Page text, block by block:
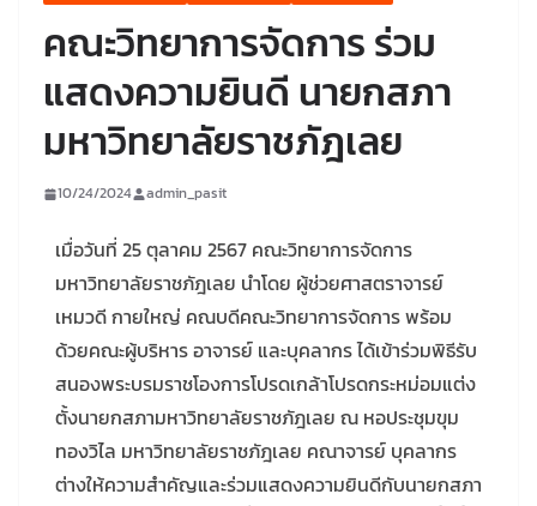
คณะวิทยาการจัดการ ร่วม
แสดงความยินดี นายกสภา
มหาวิทยาลัยราชภัฎเลย
10/24/2024 admin_pasit
เมื่อวันที่ 25 ตุลาคม 2567 คณะวิทยาการจัดการ
มหาวิทยาลัยราชภัฎเลย นำโดย ผู้ช่วยศาสตราจารย์
เหมวดี กายใหญ่ คณบดีคณะวิทยาการจัดการ พร้อม
ด้วยคณะผู้บริหาร อาจารย์ และบุคลากร ได้เข้าร่วมพิธีรับ
สนองพระบรมราชโองการโปรดเกล้าโปรดกระหม่อมแต่ง
ตั้งนายกสภามหาวิทยาลัยราชภัฎเลย ณ หอประชุมขุม
ทองวิไล มหาวิทยาลัยราชภัฎเลย คณาจารย์ บุคลากร
ต่างให้ความสำคัญและร่วมแสดงความยินดีกับนายกสภา